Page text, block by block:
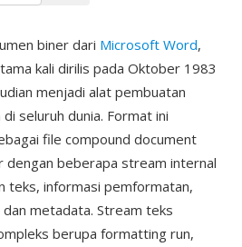
biner dari Microsoft Word,
kali dirilis pada Oktober 1983
menjadi alat pembuatan
seluruh dunia. Format ini
file compound document
beberapa stream internal
teks, informasi pemformatan,
metadata. Stream teks
berupa formatting run,